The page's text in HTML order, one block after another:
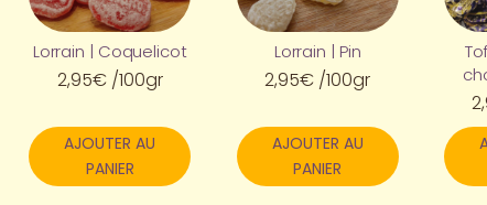
Lorrain | Coquelicot
2,95€ /100gr
AJOUTER AU
PANIER
Lorrain | Pin
2,95€ /100gr
AJOUTER AU
PANIER